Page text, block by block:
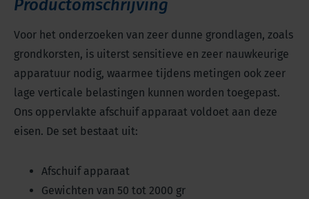
Productomschrijving
Voor het onderzoeken van zeer dunne grondlagen, zoals
grondkorsten, is uiterst sensitieve en zeer nauwkeurige
apparatuur nodig, waarmee tijdens metingen ook zeer
lage verticale belastingen kunnen worden toegepast.
Ons oppervlakte afschuif apparaat voldoet aan deze
eisen. De set bestaat uit:
Afschuif apparaat
Gewichten van 50 tot 2000 gr